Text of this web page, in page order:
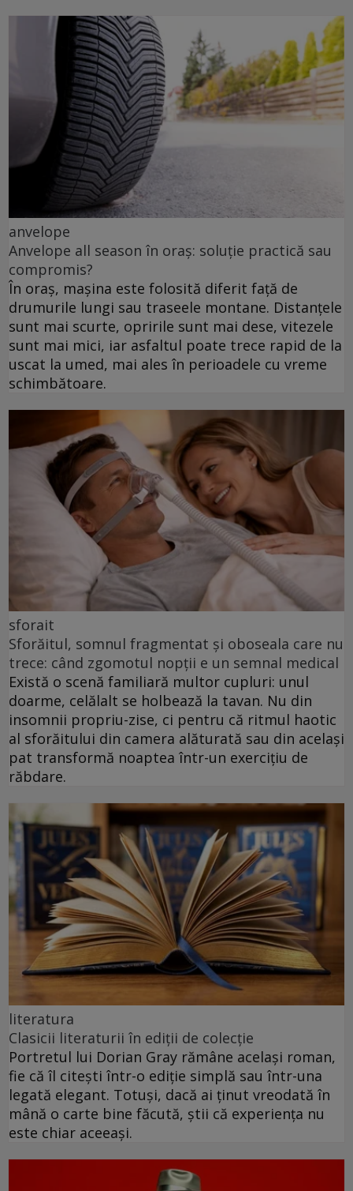
anvelope
Anvelope all season în oraș: soluție practică sau
compromis?
În oraș, mașina este folosită diferit față de
drumurile lungi sau traseele montane. Distanțele
sunt mai scurte, opririle sunt mai dese, vitezele
sunt mai mici, iar asfaltul poate trece rapid de la
uscat la umed, mai ales în perioadele cu vreme
schimbătoare.
sforait
Sforăitul, somnul fragmentat și oboseala care nu
trece: când zgomotul nopții e un semnal medical
Există o scenă familiară multor cupluri: unul
doarme, celălalt se holbează la tavan. Nu din
insomnii propriu-zise, ci pentru că ritmul haotic
al sforăitului din camera alăturată sau din același
pat transformă noaptea într-un exercițiu de
răbdare.
literatura
Clasicii literaturii în ediții de colecție
Portretul lui Dorian Gray rămâne același roman,
fie că îl citești într-o ediție simplă sau într-una
legată elegant. Totuși, dacă ai ținut vreodată în
mână o carte bine făcută, știi că experiența nu
este chiar aceeași.